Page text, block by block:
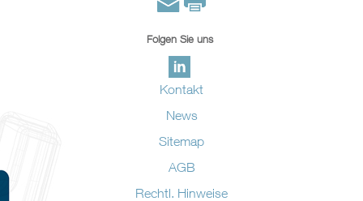
Folgen Sie uns
Kontakt
News
Sitemap
AGB
Rechtl. Hinweise